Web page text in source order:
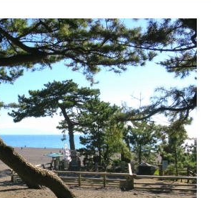
クリ（栗）：知っておきたい日本の木材～そ
の特徴と物語～
日本人なら知っておきたい日本の木材をご紹介するシリ
ーズ。 今回は、甘～くてほくほくの実がおいしい「...
針葉樹と広葉樹の違いって何？森から木材ま
で比べてみました
木材の種類には「針葉樹」と「広葉樹」があるのはご存
知ですか？ 針葉樹と広葉樹は、いったい何が違...